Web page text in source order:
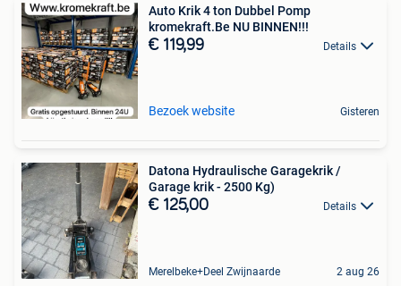
Auto Krik 4 ton Dubbel Pomp
kromekraft.Be NU BINNEN!!!
€ 119,99 Details
Bezoek website Gisteren
Datona Hydraulische Garagekrik /
Garage krik - 2500 Kg)
€ 125,00 Details
Merelbeke+Deel Zwijnaarde 2 aug 26